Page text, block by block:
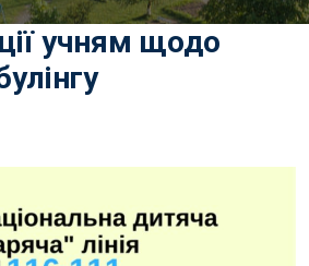
учням щодо